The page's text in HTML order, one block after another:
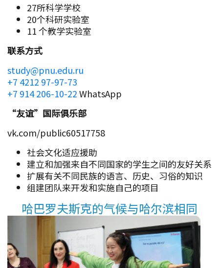
27所科学学校
20个科研实验室
11 个教学实验室
联系方式
study@pnu.edu.ru
+7 4212 97-97-73
+7 914 206-10-22WhatsApp
“友谊”国际俱乐部
vk.com/public60517758
社会文化适应援助
建立和加强来自不同国家的学生之间的友好关系
扩展有关不同民族的语言、历史、习俗的知识
组建团队来开发和实施自己的项目
哈巴罗夫斯克的气候与哈尔滨相同
前一个
对外俄语